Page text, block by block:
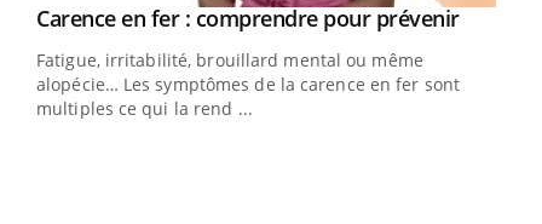
Youtube
Carence en fer : comprendre pour prévenirYoutube
Fatigue, irritabilité, brouillard mental ou même
alopécie… Les symptômes de la carence en fer sont
multiples ce qui la rend ...